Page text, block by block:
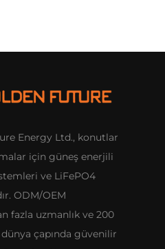
Energy Ltd., konutlar
için güneş enerjili
ve LiFePO4
ODM/OEM
fazla uzmanlık ve 200
çapında güvenilir